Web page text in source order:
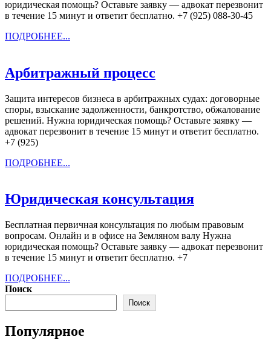
юридическая помощь? Оставьте заявку — адвокат перезвонит
в течение 15 минут и ответит бесплатно. +7 (925) 088-30-45
ПОДРОБНЕЕ...
Арбитражный процесс
Защита интересов бизнеса в арбитражных судах: договорные
споры, взыскание задолженности, банкротство, обжалование
решений. Нужна юридическая помощь? Оставьте заявку —
адвокат перезвонит в течение 15 минут и ответит бесплатно.
+7 (925)
ПОДРОБНЕЕ...
Юридическая консультация
Бесплатная первичная консультация по любым правовым
вопросам. Онлайн и в офисе на Земляном валу Нужна
юридическая помощь? Оставьте заявку — адвокат перезвонит
в течение 15 минут и ответит бесплатно. +7
ПОДРОБНЕЕ...
Поиск
Поиск
Популярное